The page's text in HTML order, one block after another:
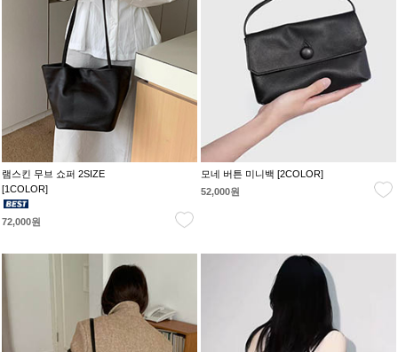
램스킨 무브 쇼퍼 2SIZE
[1COLOR]
72,000원
모네 버튼 미니백 [2COLOR]
52,000원